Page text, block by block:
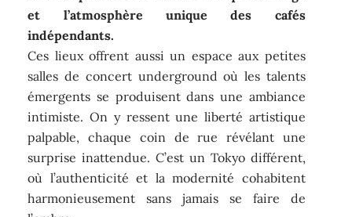
et l’atmosphère unique des cafés
indépendants.
Ces lieux offrent aussi un espace aux petites
salles de concert underground où les talents
émergents se produisent dans une ambiance
intimiste. On y ressent une liberté artistique
palpable, chaque coin de rue révélant une
surprise inattendue. C’est un Tokyo différent,
où l’authenticité et la modernité cohabitent
harmonieusement sans jamais se faire de